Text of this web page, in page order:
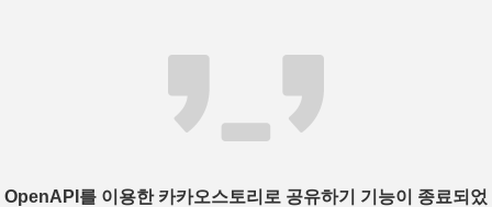
OpenAPI를 이용한 카카오스토리로 공유하기 기능이 종료되었